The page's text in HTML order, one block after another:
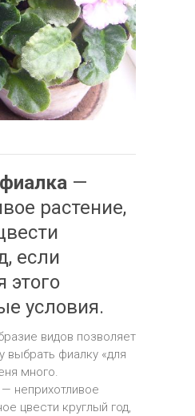
фиалка —
растение,
если
этого
условия.
видов позволяет
фиалку «для
много.
неприхотливое
цвести круглый год,